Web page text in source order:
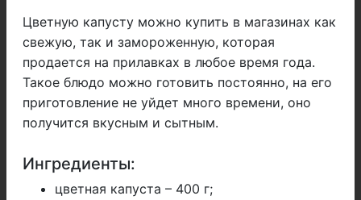
Цветную капусту можно купить в магазинах как
свежую, так и замороженную, которая
продается на прилавках в любое время года.
Такое блюдо можно готовить постоянно, на его
приготовление не уйдет много времени, оно
получится вкусным и сытным.
Ингредиенты:
цветная капуста – 400 г;